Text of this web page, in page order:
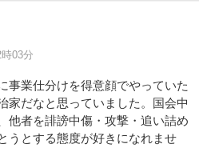
03分
事業仕分けを得意顔でやっていた
家だなと思っていました。国会中
他者を誹謗中傷・攻撃・追い詰め
うとする態度が好きになれませ